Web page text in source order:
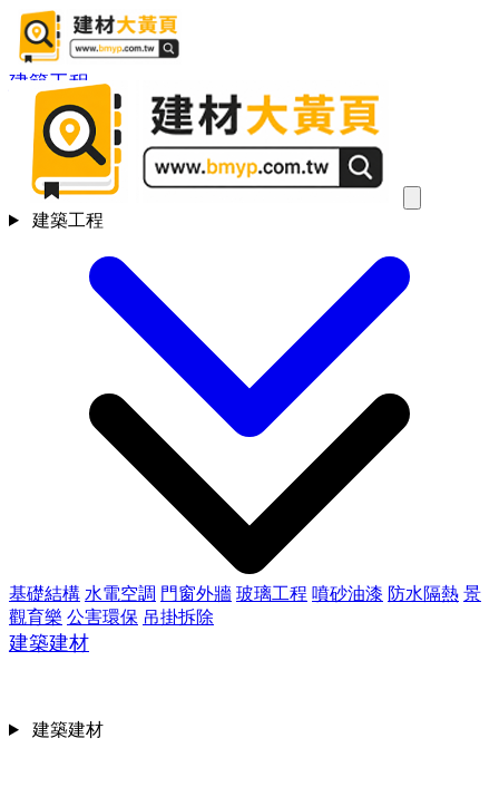
建築工程
基礎結構 水電空調 門窗外牆 玻璃工程 噴砂油漆 防水隔熱 景
觀育樂 公害環保 吊掛拆除
建築建材
建築工程
建築建材